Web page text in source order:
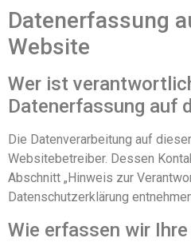
Datenerfassung
Website
Wer ist
Datenerfassung auf
Die Datenverarbeitung auf
Websitebetreiber. Dessen
Abschnitt „Hinweis zur
Datenschutzerklärung
Wie erfassen wir